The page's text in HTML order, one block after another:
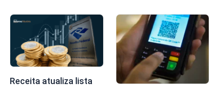
Receita atualiza lista